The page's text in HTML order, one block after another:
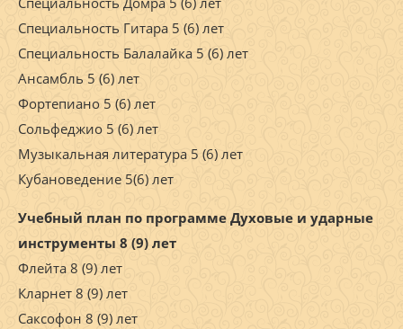
Специальность Гитара 5 (6) лет
Специальность Балалайка 5 (6) лет
Ансамбль 5 (6) лет
Фортепиано 5 (6) лет
Сольфеджио 5 (6) лет
Музыкальная литература 5 (6) лет
Кубановедение 5(6) лет
Учебный план по программе Духовые и ударные
инструменты 8 (9) лет
Флейта 8 (9) лет
Кларнет 8 (9) лет
Саксофон 8 (9) лет